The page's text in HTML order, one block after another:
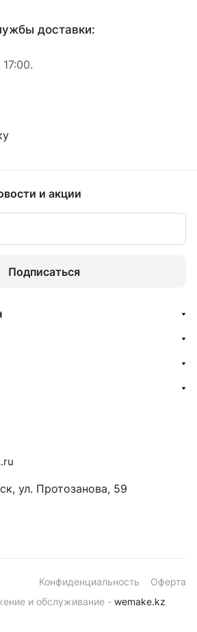
доставки:
и акции
Подписаться
ул. Протозанова, 59
Конфиденциальность
Оферта
и обслуживание - wemake.kz